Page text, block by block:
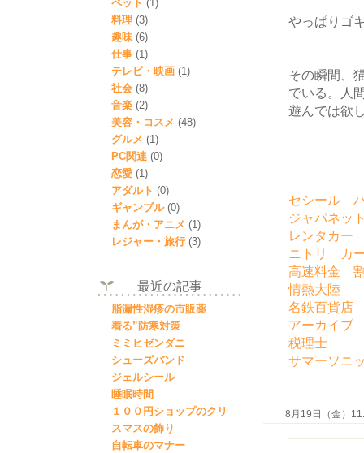
ペット (1)
料理 (3)
趣味 (6)
仕事 (1)
テレビ・映画 (1)
社会 (8)
音楽 (2)
美容・コスメ (48)
グルメ (1)
PC関連 (0)
恋愛 (1)
アダルト (0)
ギャンブル (0)
まんが・アニメ (1)
レジャー・旅行 (3)
最近の記事
脂漏性湿疹の市販薬
着る”防寒対策
ミミヒゼンダニ
シューズバンド
ジェルシール
睡眠時間
１００円ショップのクリ
スマスの飾り
自転車のマナー
やっぱりゴ
その瞬間、
でいる。人
遊んでは欲
セシール
ジャパネ
レンタカー
ニトリ カ
高速料金
情熱大陸
名鉄百貨店
アーカイブ
税理士
サマーソニ
8月19日（金）